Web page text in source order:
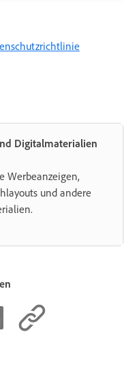
Digitalmaterialien
Werbeanzeigen,
und andere